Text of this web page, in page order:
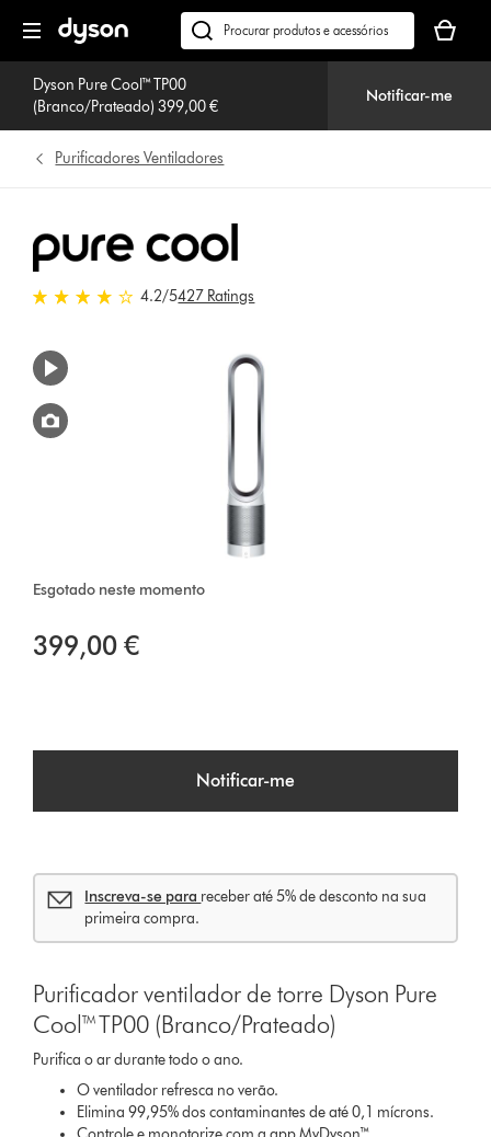
seguinte
Pesquisar
em
seu
cesto
compras
está
Dyson Pure Cool™ TP00
(Branco/Prateado) 399,00 €
Notificar-me
Purificadores Ventiladores
4.2 estrelas de 5 em 427 Ratings
4.2/5427 Ratings
Esgotado neste momento
399,00 €
Notificar-me
Inscreva-se para receber até 5% de desconto na sua
primeira compra.
Purificador ventilador de torre Dyson Pure
Cool™ TP00 (Branco/Prateado)
Purifica o ar durante todo o ano.
O ventilador refresca no verão.
Elimina 99,95% dos contaminantes de até 0,1 mícrons.